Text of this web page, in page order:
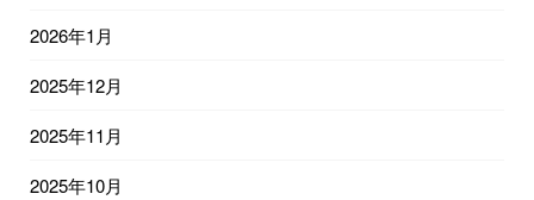
2026年1月
2025年12月
2025年11月
2025年10月